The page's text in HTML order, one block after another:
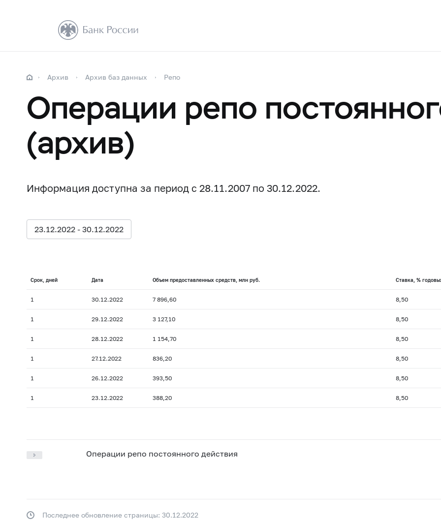
Архив Архив баз данных Репо
Операции репо
(архив)
Информация доступна за период с 28.11.2007 по 30.12.2022.
23.12.2022 - 30.12.2022
Срок, дней Дата Объем предоставленных средств, млн руб. Ставка, %
1 30.12.2022 7 896,60 8,50
1 29.12.2022 3 127,10 8,50
1 28.12.2022 1 154,70 8,50
1 27.12.2022 836,20 8,50
1 26.12.2022 393,50 8,50
1 23.12.2022 388,20 8,50
Операции репо постоянного действия
Последнее обновление страницы: 30.12.2022